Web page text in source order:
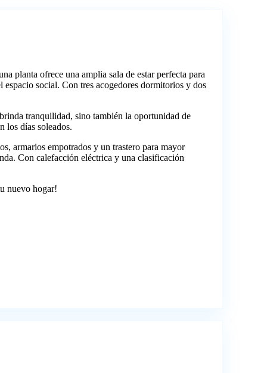
planta ofrece una amplia sala de estar perfecta para
social. Con tres acogedores dormitorios y dos
tranquilidad, sino también la oportunidad de
los días soleados.
armarios empotrados y un trastero para mayor
Con calefacción eléctrica y una clasificación
nuevo hogar!